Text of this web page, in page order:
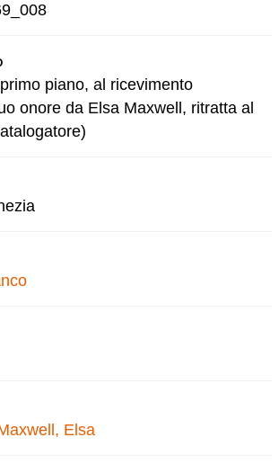
piano, al ricevimento
onore da Elsa Maxwell, ritratta al
Elsa